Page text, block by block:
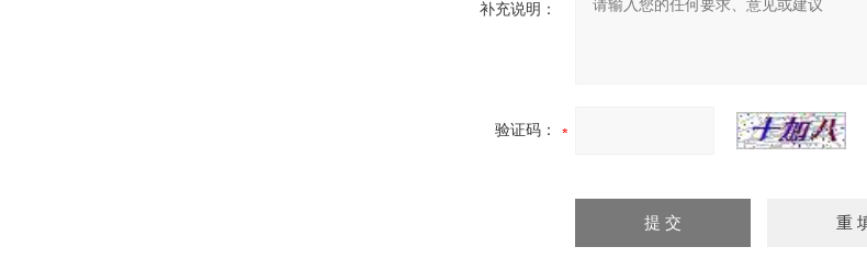
补充说明：
验证码：